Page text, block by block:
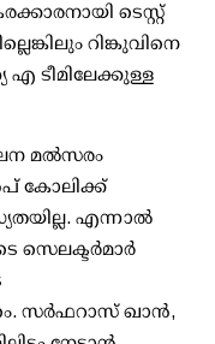
ടെസ്റ്റ്
റിങ്കുവിനെ
ടീമിലേക്കുള്ള
മല്‍സരം
കോലിക്ക്
എന്നാല്‍
സെലക്ടര്‍മാര്‍
സര്‍ഫറാസ് ഖാന്‍,